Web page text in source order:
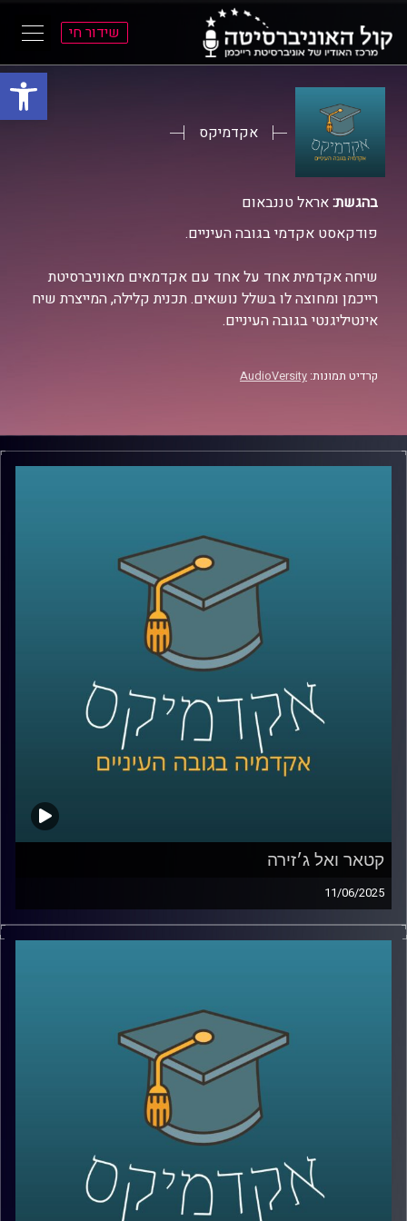
פתח
שידור חי
אקדמיקס
בהגשת:אראל טננבאום
פודקאסט אקדמי בגובה העיניים.
שיחה אקדמית אחד על אחד עם אקדמאים מאוניברסיטת
רייכמן ומחוצה לו בשלל נושאים. תכנית קלילה, המייצרת שיח
אינטיליגנטי בגובה העיניים.
קרדיט תמונות: AudioVersity
קטאר ואל ג׳זירה
11/06/2025
מי מאיתנו לא שמע על קטאר? מדינה קטנה, פחות מחצי
מגודלה של ישראל אבל עם נוכחות גלובלית שאי אפשר
דולר במונדיאל שנערך על אדמתה, רכשה קבוצות כדורגל כמו
פריז סן ז’רמן, חתמה על חוזי נשק בעשרות מיליארדים ולפי
פרסומים, גם טיפחה קשרים אסטרטגיים עם מנהיגים
באפריקה, באירופה ובמזרח התיכון.
אבל הכסף הוא לא המטרה. הוא הכלי. המטרה האמיתית היא
עוצמה: תדמית, גישה והשפעה על דעת קהל עולמית.
ובמרכז האסטרטגיה הזו עומד גוף תקשורת אחד אל-ג'זירה.
ערוץ חדשות שצמח מקטאר, הפך לאחד המשפיעים בעולם,